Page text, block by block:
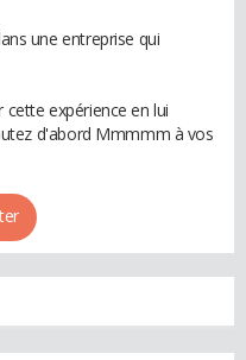
une entreprise qui
expérience en lui
d'abord Mmmmm à vos